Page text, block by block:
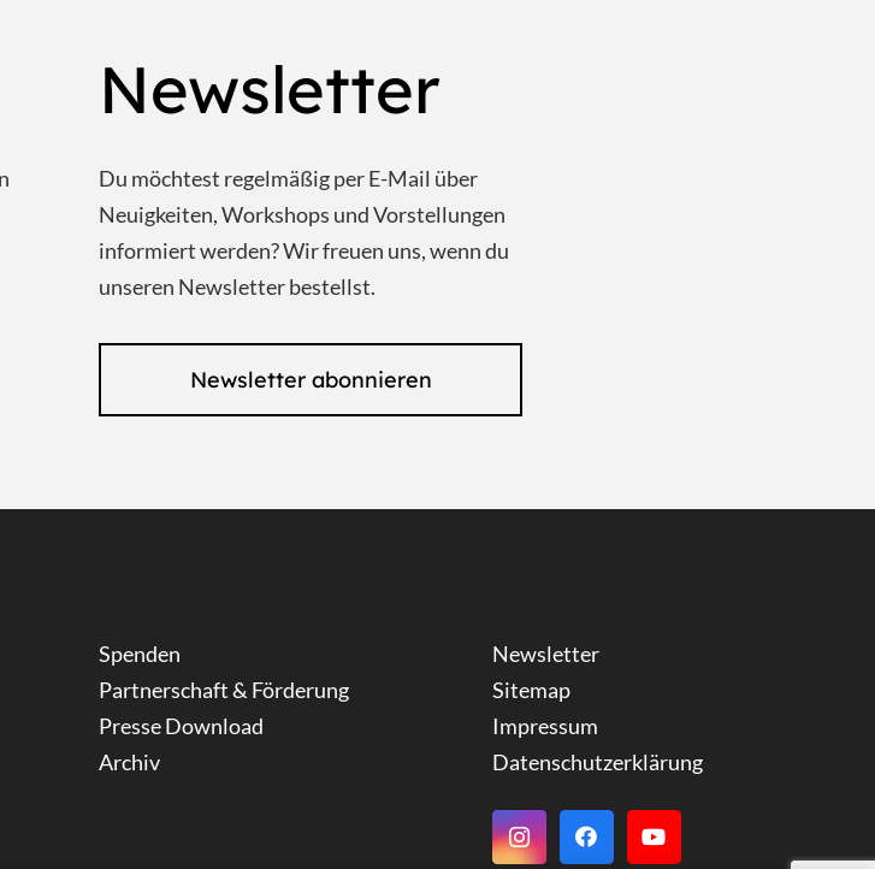
Newsletter
Du möchtest regelmäßig per E-Mail über
Neuigkeiten, Workshops und Vorstellungen
informiert werden? Wir freuen uns, wenn du
unseren Newsletter bestellst.
Newsletter abonnieren
Spenden
Partnerschaft & Förderung
Presse Download
Archiv
Newsletter
Sitemap
Impressum
Datenschutzerklärung